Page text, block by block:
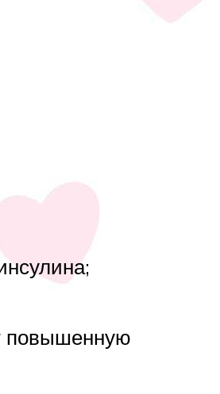
повышенную